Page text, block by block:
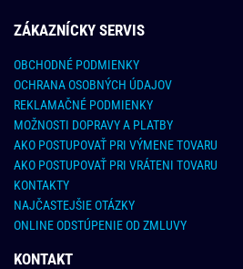
ZÁKAZNÍCKY SERVIS
OBCHODNÉ PODMIENKY
OCHRANA OSOBNÝCH ÚDAJOV
REKLAMAČNÉ PODMIENKY
MOŽNOSTI DOPRAVY A PLATBY
AKO POSTUPOVAŤ PRI VÝMENE TOVARU
AKO POSTUPOVAŤ PRI VRÁTENI TOVARU
KONTAKTY
NAJČASTEJŠIE OTÁZKY
ONLINE ODSTÚPENIE OD ZMLUVY
KONTAKT